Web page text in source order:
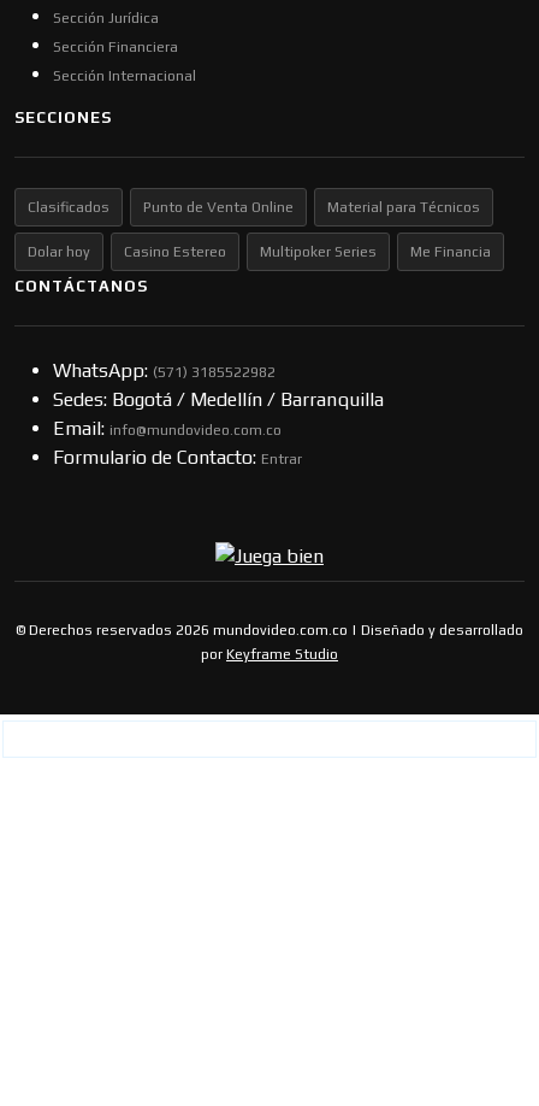
Sección Jurídica
Sección Financiera
Sección Internacional
SECCIONES
Clasificados Punto de Venta Online Material para Técnicos
Dolar hoy Casino Estereo Multipoker Series Me Financia
CONTÁCTANOS
WhatsApp: (57​​1) 3185522982
Sedes: Bogotá / Medellín / Barranquilla
Email: info@mundovideo.com.co
Formulario de Contacto: Entrar
© Derechos reservados 2026 mundovideo.com.co | Diseñado y desarrollado
por Keyframe Studio